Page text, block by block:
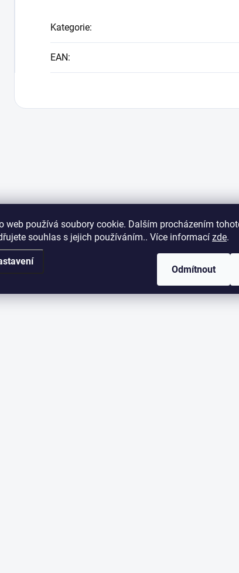
web používá soubory cookie. Dalším procházením
souhlas s jejich používáním.. Více informací zde.
Odmítnout
Kategorie:
EAN: